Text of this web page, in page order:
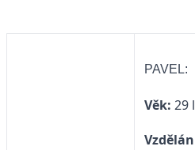
PAVEL:
Věk: 29